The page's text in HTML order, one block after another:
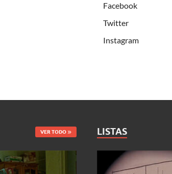
Facebook
Twitter
Instagram
VER TODO LISTAS